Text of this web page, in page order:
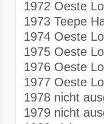
1972 Oeste
1973 Teepe
1974 Oeste
1975 Oeste
1976 Oeste
1977 Oeste
1978 nicht
1979 nicht